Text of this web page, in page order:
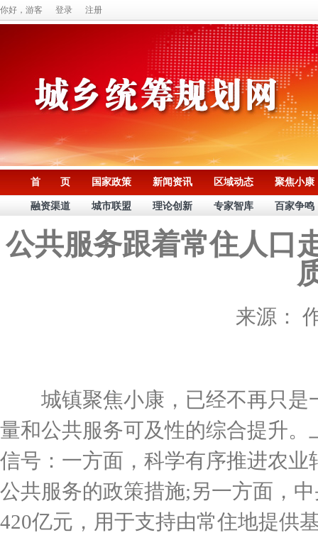
你好，游客 登录 注册
首 页 国家政策 新闻资讯 区域动态 聚焦小康
融资渠道 城市联盟 理论创新 专家智库 百家争鸣
公共服务跟着常住人口
来源：
城镇聚焦小康，已经不再只是
量和公共服务可及性的综合提升
信号：一方面，科学有序推进农
公共服务的政策措施;另一方面，
420亿元，用于支持由常住地提供